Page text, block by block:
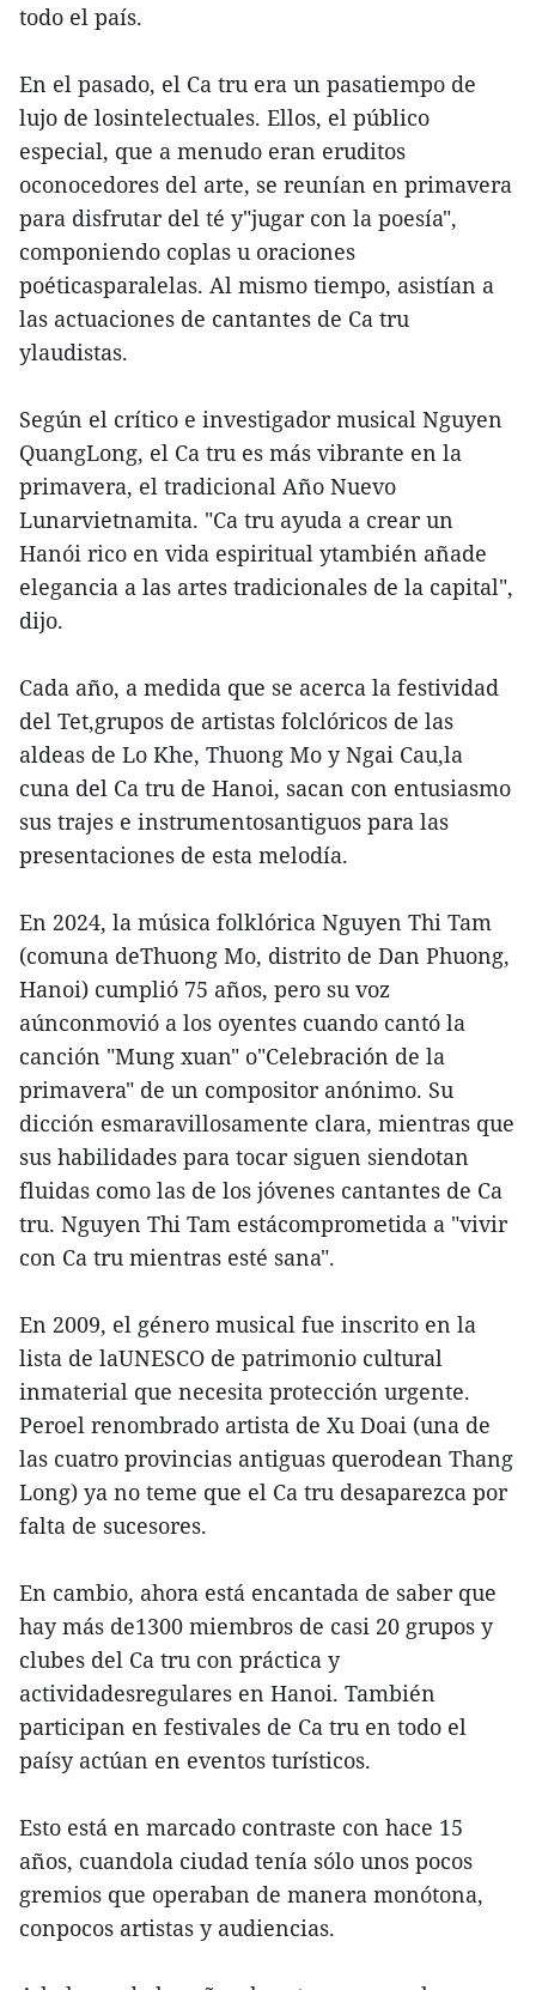
todo el país.
En el pasado, el Ca tru era un pasatiempo de
lujo de losintelectuales. Ellos, el público
especial, que a menudo eran eruditos
oconocedores del arte, se reunían en primavera
para disfrutar del té y"jugar con la poesía",
componiendo coplas u oraciones
poéticasparalelas. Al mismo tiempo, asistían a
las actuaciones de cantantes de Ca tru
ylaudistas.
Según el crítico e investigador musical Nguyen
QuangLong, el Ca tru es más vibrante en la
primavera, el tradicional Año Nuevo
Lunarvietnamita. "Ca tru ayuda a crear un
Hanói rico en vida espiritual ytambién añade
elegancia a las artes tradicionales de la capital",
dijo.
Cada año, a medida que se acerca la festividad
del Tet,grupos de artistas folclóricos de las
aldeas de Lo Khe, Thuong Mo y Ngai Cau,la
cuna del Ca tru de Hanoi, sacan con entusiasmo
sus trajes e instrumentosantiguos para las
presentaciones de esta melodía.
En 2024, la música folklórica Nguyen Thi Tam
(comuna deThuong Mo, distrito de Dan Phuong,
Hanoi) cumplió 75 años, pero su voz
aúnconmovió a los oyentes cuando cantó la
canción "Mung xuan" o"Celebración de la
primavera" de un compositor anónimo. Su
dicción esmaravillosamente clara, mientras que
sus habilidades para tocar siguen siendotan
fluidas como las de los jóvenes cantantes de Ca
tru. Nguyen Thi Tam estácomprometida a "vivir
con Ca tru mientras esté sana".
En 2009, el género musical fue inscrito en la
lista de laUNESCO de patrimonio cultural
inmaterial que necesita protección urgente.
Peroel renombrado artista de Xu Doai (una de
las cuatro provincias antiguas querodean Thang
Long) ya no teme que el Ca tru desaparezca por
falta de sucesores.
En cambio, ahora está encantada de saber que
hay más de1300 miembros de casi 20 grupos y
clubes del Ca tru con práctica y
actividadesregulares en Hanoi. También
participan en festivales de Ca tru en todo el
paísy actúan en eventos turísticos.
Esto está en marcado contraste con hace 15
años, cuandola ciudad tenía sólo unos pocos
gremios que operaban de manera monótona,
conpocos artistas y audiencias.